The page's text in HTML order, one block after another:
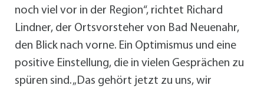
noch viel vor in der Region“, richtet Richard
Lindner, der Ortsvorsteher von Bad Neuenahr,
den Blick nach vorne. Ein Optimismus und eine
positive Einstellung, die in vielen Gesprächen zu
spüren sind. „Das gehört jetzt zu uns, wir